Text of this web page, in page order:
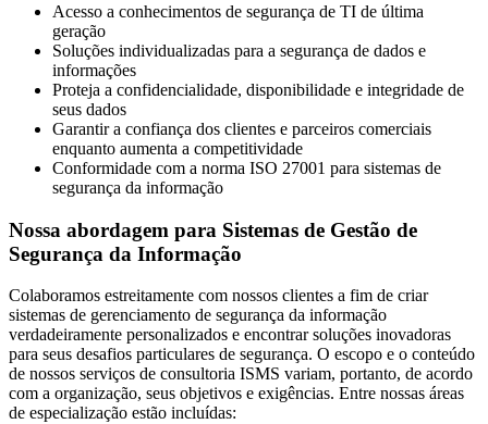
Acesso a conhecimentos de segurança de TI de última
geração
Soluções individualizadas para a segurança de dados e
informações
Proteja a confidencialidade, disponibilidade e integridade de
seus dados
Garantir a confiança dos clientes e parceiros comerciais
enquanto aumenta a competitividade
Conformidade com a norma ISO 27001 para sistemas de
segurança da informação
Nossa abordagem para Sistemas de Gestão de
Segurança da Informação
Colaboramos estreitamente com nossos clientes a fim de criar
sistemas de gerenciamento de segurança da informação
verdadeiramente personalizados e encontrar soluções inovadoras
para seus desafios particulares de segurança. O escopo e o conteúdo
de nossos serviços de consultoria ISMS variam, portanto, de acordo
com a organização, seus objetivos e exigências. Entre nossas áreas
de especialização estão incluídas: